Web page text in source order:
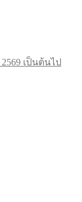
เป็นต้นไป